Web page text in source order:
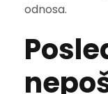
odnosa.